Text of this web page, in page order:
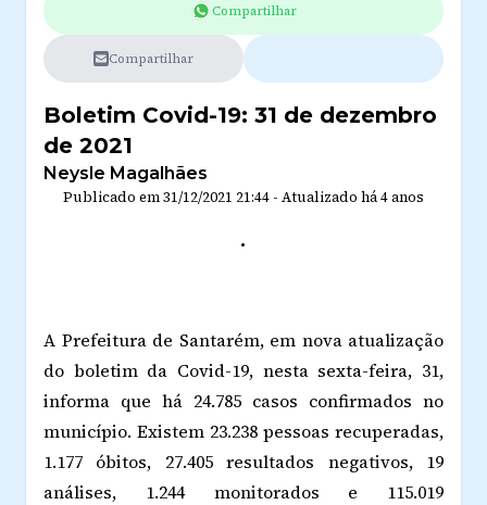
Compartilhar
Compartilhar
Boletim Covid-19: 31 de dezembro
de 2021
Neysle Magalhães
Publicado em31/12/2021 21:44 - Atualizado há 4 anos
.
A Prefeitura de Santarém, em nova atualização
do boletim da Covid-19, nesta sexta-feira, 31,
informa que há 24.785 casos confirmados no
município. Existem 23.238 pessoas recuperadas,
1.177 óbitos, 27.405 resultados negativos, 19
análises, 1.244 monitorados e 115.019